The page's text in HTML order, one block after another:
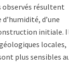
observés résultent
d’une
initiale. Il
locales,
plus sensibles aux